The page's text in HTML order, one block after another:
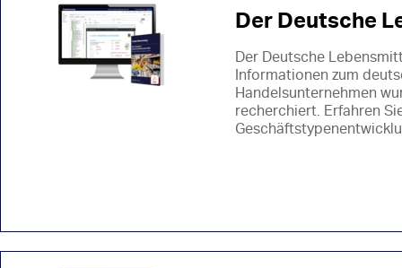
Der Deutsche
Der Deutsche
Informationen zum
Handelsunternehmen
recherchiert. Erfahren